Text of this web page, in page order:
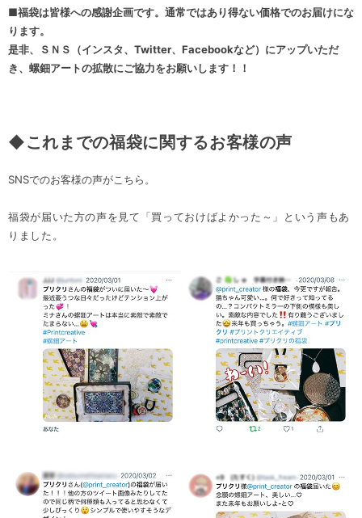
■福袋は皆様への感謝企画です。通常ではあり得ない価格でのお届けにな
ります。
是非、ＳＮＳ（インスタ、Twitter、Facebookなど）にアップいただ
き、螺鈿アートの拡散にご協力をお願いします！！
◆これまでの福袋に関するお客様の声
SNSでのお客様の声がこちら。
福袋が届いた方の声を見て「買っておけばよかった～」という声もあ
りました。